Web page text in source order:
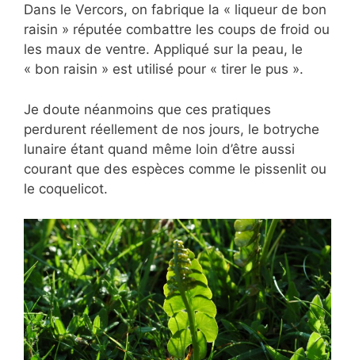
Dans le Vercors, on fabrique la « liqueur de bon
raisin » réputée combattre les coups de froid ou
les maux de ventre. Appliqué sur la peau, le
« bon raisin » est utilisé pour « tirer le pus ».
Je doute néanmoins que ces pratiques
perdurent réellement de nos jours, le botryche
lunaire étant quand même loin d’être aussi
courant que des espèces comme le pissenlit ou
le coquelicot.